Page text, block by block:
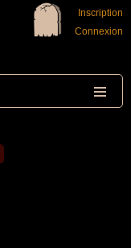
Inscription
Connexion